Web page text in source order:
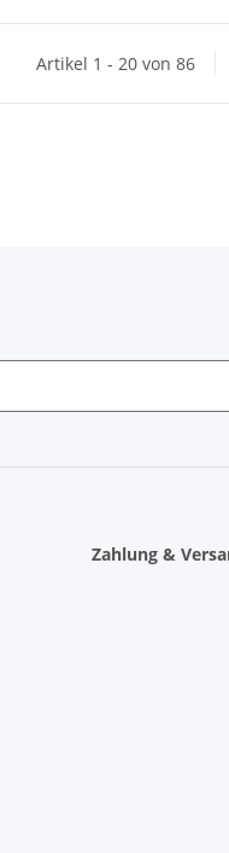
Artikel 1 - 20 von 86
Zahlung &